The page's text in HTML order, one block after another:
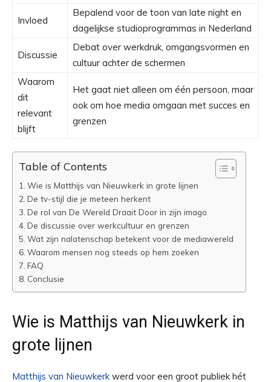
Invloed
Bepalend voor de toon van late night en
dagelijkse studioprogrammas in Nederland
Discussie
Debat over werkdruk, omgangsvormen en
cultuur achter de schermen
Waarom
dit
relevant
blijft
Het gaat niet alleen om één persoon, maar
ook om hoe media omgaan met succes en
grenzen
Table of Contents
Wie is Matthijs van Nieuwkerk in grote lijnen
De tv-stijl die je meteen herkent
De rol van De Wereld Draait Door in zijn imago
De discussie over werkcultuur en grenzen
Wat zijn nalatenschap betekent voor de mediawereld
Waarom mensen nog steeds op hem zoeken
FAQ
Conclusie
Wie is Matthijs van Nieuwkerk in
grote lijnen
Matthijs van Nieuwkerkwerd voor een groot publiek hét